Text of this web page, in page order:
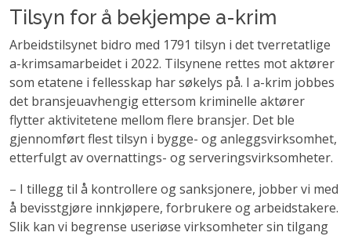
Tilsyn for å bekjempe a-krim
Arbeidstilsynet bidro med 1791 tilsyn i det tverretatlige
a-krimsamarbeidet i 2022. Tilsynene rettes mot aktører
som etatene i fellesskap har søkelys på. I a-krim jobbes
det bransjeuavhengig ettersom kriminelle aktører
flytter aktivitetene mellom flere bransjer. Det ble
gjennomført flest tilsyn i bygge- og anleggsvirksomhet,
etterfulgt av overnattings- og serveringsvirksomheter.
– I tillegg til å kontrollere og sanksjonere, jobber vi med
å bevisstgjøre innkjøpere, forbrukere og arbeidstakere.
Slik kan vi begrense useriøse virksomheter sin tilgang